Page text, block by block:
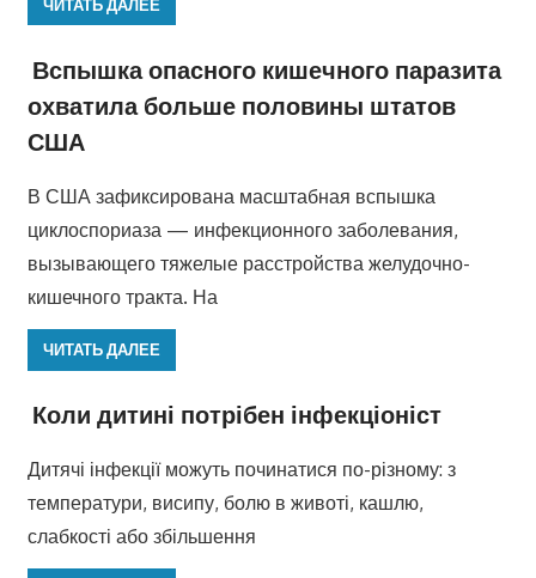
ЧИТАТЬ ДАЛЕЕ
Вспышка опасного кишечного паразита
охватила больше половины штатов
США
В США зафиксирована масштабная вспышка
циклоспориаза — инфекционного заболевания,
вызывающего тяжелые расстройства желудочно-
кишечного тракта. На
ЧИТАТЬ ДАЛЕЕ
Коли дитині потрібен інфекціоніст
Дитячі інфекції можуть починатися по-різному: з
температури, висипу, болю в животі, кашлю,
слабкості або збільшення